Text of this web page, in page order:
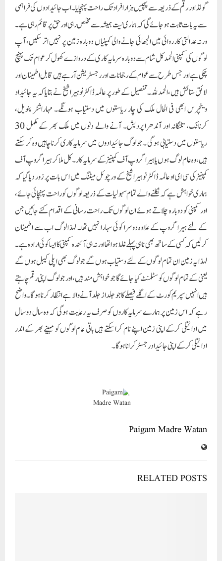
گولڈ اور رقم کے ذریعہ سے پچیس ہزار افراد تک راحت پہنچایا۔ اب جائیدادوں کی فراہمی
سے یہ بات ثابت ہو جائے گی کہ ہماری نیت ہمیشہ سے مخلص رہی اور حق پر قائم رہی ہے۔
ورنہ عدالتی کارروائی میں الجھائی جانے والی کمپنیاں دوبارہ زمین پر نہیں اتر سکیں، آپ
لوگوں کی کمپنی الحمد کل شام سے دوبارہ سرمایہ کاری کے دروازے کھول کر عوام تک پہنچ
چکی ہے اور جس طرح سے عوام کے رجحانات اور رجسٹریشن آ رہے ہیں قابل اطمینان اور
لائق ستائش ہیں، الحمد للہ۔ تفصیل کے طور پر عالمہ ڈاکٹر نوہیرا شیخ نے بتایا کہ یہ جائیداد
وینچرس ابھی فی الحال ملک کی چار ریاستوں میں دستیاب ہونگے۔ مہاراشٹر پنویل،
کرناٹک، تلنگانہ اور آندھرا پردیش۔ آنے والے دنوں میں ملک بھر کے مکمل 30
ریاستوں میں دستیابی ہو گی ۔ جو لوگ جائیدادوں میں سرمایہ کاری کرنا چاہیں وہ کر سکتے
ہیں، وہ عام لوگ ہوں یا ہیرا گروپ آف کمپنیز کے سرمایہ کار۔ کل ملا کر ہیرا گروپ آف
کمپنیز کی سی ای او عالمہ ڈاکٹر نوہیرا شیخ کے ورچوئل میٹنگ میں اس بات پر زور دیا گیا کہ
ہماری خواہش ہے کہ نکلنے والے تمام سہولیات کے ذریعہ لوگوں کو راحت پہنچائی جائے،
اور کمپنی کو دوبارہ چلاتے ہوئے ان لوگوں تک راحت رسانی کے اقدام کئے جائیں جن
کے لئے ہیرا گروپ کے علاوہ دوسرا کوئی سہارا نہیں تھا۔ لہذا لوگ اب سے اطمینان
کرلیں کہ کسی کے ساتھ بھی نا ہی پہلے غلط ہوا تھا اور نہ ہی آئندہ کمپنی کا ایسا کوئی ارادہ ہے۔
لہذا یہ زمین ان تمام لوگوں کے لئے دستیاب ہوں گے جو لوگ بھی اپلی کیبل ہوں گے
یعنی کے تمام لوگوں کو سٹلمنٹ کیا جائے گا جو خواہش مند ہیں، اور جو لوگ اپنی رقم چاہتے
ہیں انہیں سپریم کورٹ کے اگلے فیصلے کا جو جلد از جلد آنے والا ہے انتظار کرنا ہو گا۔ واضح
رہے کہ اس زمین پر ہمارے سرمایہ کاروں کو صرف یہ رعایت ہوگی کہ وہ سال دو سال
میں ادائیگی کرکے اپنی زمین اپنے نام کرا سکتے ہیں باقی عام لوگوں کو مہینے بھر کے اندر
ادائیگی کرکے اپنی جائیداد رجسٹر کرانا ہو گا۔
Paigam Madre Watan
RELATED POSTS